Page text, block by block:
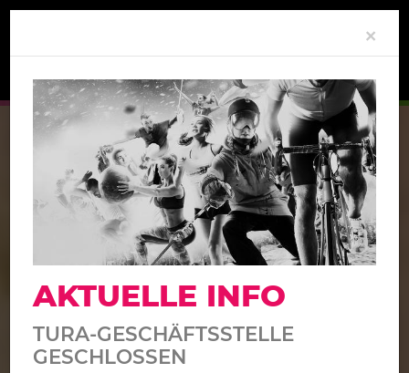
×
AKTUELLE INFO
TURA-GESCHÄFTSSTELLE
GESCHLOSSEN